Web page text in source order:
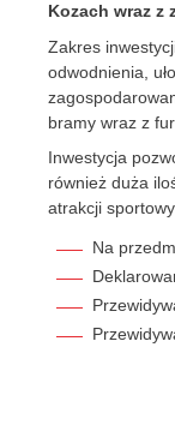
Kozach wraz z
Zakres
odwodnienia,
bramy wraz z
Inwestycja
również duża
atrakcji
Na